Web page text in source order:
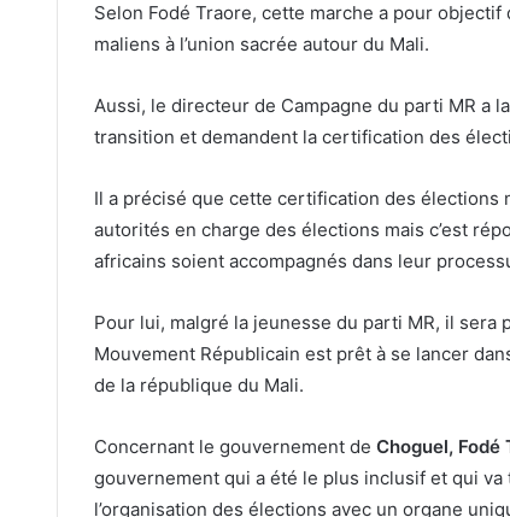
Selon Fodé Traore, cette marche a pour
maliens à l’union sacrée autour du Mali.
Aussi, le directeur de Campagne du parti MR a
transition et demandent la certification des
Il a précisé que cette certification des élections
autorités en charge des élections mais c’est
africains soient accompagnés dans leur
Pour lui, malgré la jeunesse du parti MR, il sera
Mouvement Républicain est prêt à se lancer
de la république du Mali.
Concernant le gouvernement de Choguel, Fodé
gouvernement qui a été le plus inclusif et qui
l’organisation des élections avec un organe